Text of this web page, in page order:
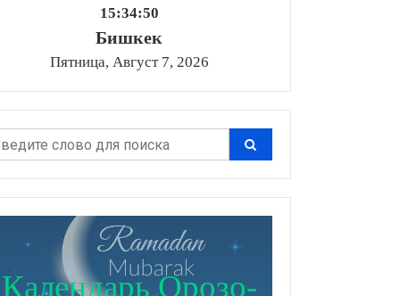
15:34:51
Бишкек
Пятница, Август 7, 2026
Календарь Орозо-